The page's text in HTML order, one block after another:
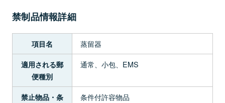
禁制品情報詳細
項目名 蒸留器
適用される郵
便種別
通常、小包、EMS
禁止物品・条
条件付許容物品